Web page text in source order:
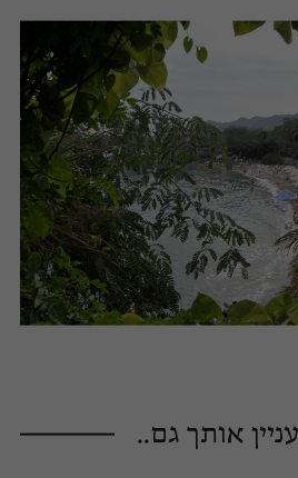
אותך גם..